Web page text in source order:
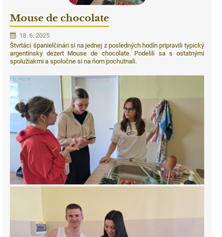
Mouse de chocolate
18. 6. 2025
Štvrtáci španielčinári si na jednej z posledných hodín pripravili typický
argentínsky dezert Mouse de chocolate. Podelili sa s ostatnými
spolužiakmi a spoločne si na ňom pochutnali.